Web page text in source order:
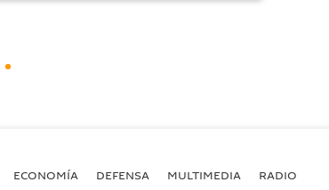
ECONOMÍA DEFENSA MULTIMEDIA RADIO